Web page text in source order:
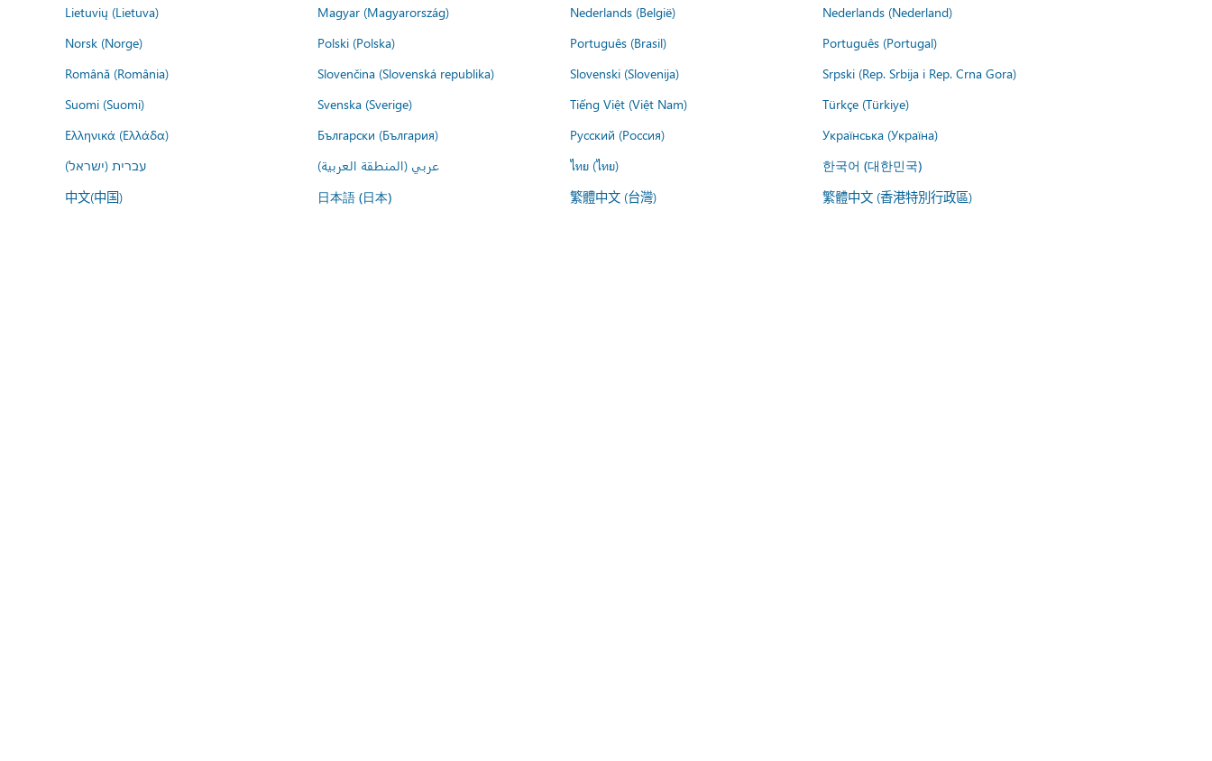
Lietuvių (Lietuva)
Magyar (Magyarország) Nederlands (België)
Nederlands (Nederland)
Norsk (Norge)
Polski (Polska) Português (Brasil)
Português (Portugal)
Română (România)
Slovenčina (Slovenská republika) Slovenski (Slovenija)
Srpski (Rep. Srbija i Rep. Crna Gora)
Suomi (Suomi)
Svenska (Sverige) Tiếng Việt (Việt Nam)
Türkçe (Türkiye)
Ελληνικά (Ελλάδα)
Български (България) Русский (Россия)
Українська (Україна)
עברית (ישראל)
عربي (المنطقة العربية) ไทย (ไทย) 한국어 (대한민국)
中文(中国) 日本語 (日本) 繁體中文 (台灣) 繁體中文 (香港特別行政區)